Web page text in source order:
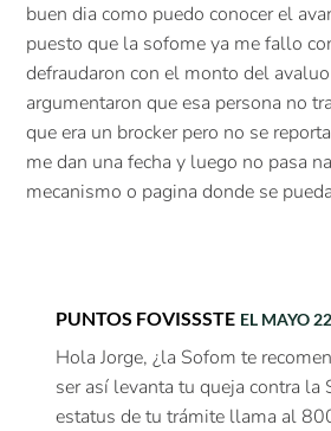
buen dia como puedo conocer el
puesto que la sofome ya me fallo
defraudaron con el monto del
argumentaron que esa persona no
que era un brocker pero no se
me dan una fecha y luego no pasa
mecanismo o pagina donde se
PUNTOS FOVISSSTE EL MAYO
Hola Jorge, ¿la Sofom te
ser así levanta tu queja contra la
estatus de tu trámite llama al